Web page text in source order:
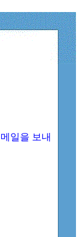
일을 보내